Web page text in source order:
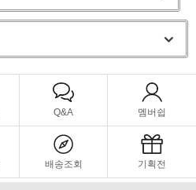
Q&A 멤버쉽
배송조회 기획전